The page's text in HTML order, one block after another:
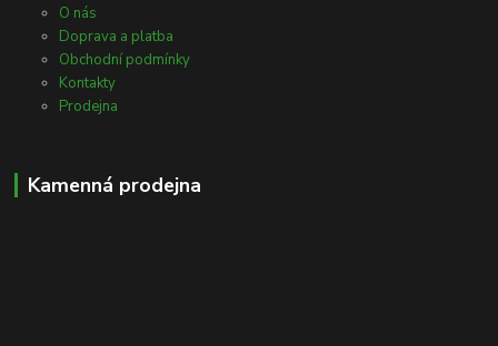
O nás
Doprava a platba
Obchodní podmínky
Kontakty
Prodejna
Kamenná prodejna